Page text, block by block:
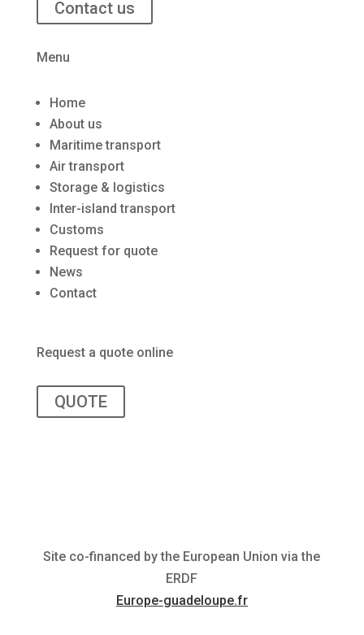
Contact us
Menu
Home
About us
Maritime transport
Air transport
Storage & logistics
Inter-island transport
Customs
Request for quote
News
Contact
Request a quote online
QUOTE
Site co-financed by the European Union via the
ERDF
Europe-guadeloupe.fr